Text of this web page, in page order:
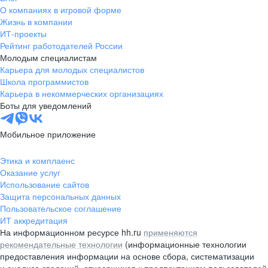
— на том самом первом
собеседовании. Но на самом деле,
Альфа-Банк научил меня
главному: строить не просто
карьеру, а траекторию. Здесь нет
потолка, а только новые
горизонты.
О компаниях в игровой форме
Жизнь в компании
ИТ-проекты
Рейтинг работодателей России
Молодым специалистам
Карьера для молодых специалистов
Школа программистов
Карьера в некоммерческих организациях
Боты для уведомлений
Мобильное приложение
Этика и комплаенс
Оказание услуг
Использование сайтов
Защита персональных данных
Пользовательское соглашение
ИТ аккредитация
На информационном ресурсе hh.ru применяются
рекомендательные технологии (информационные технологии
предоставления информации на основе сбора, систематизации